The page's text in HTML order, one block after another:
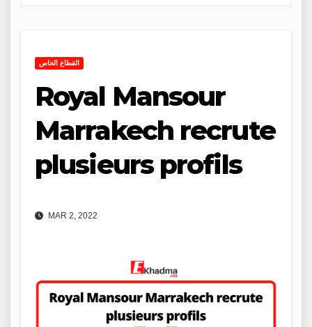
القطاع الخاص
Royal Mansour
Marrakech recrute
plusieurs profils
MAR 2, 2022